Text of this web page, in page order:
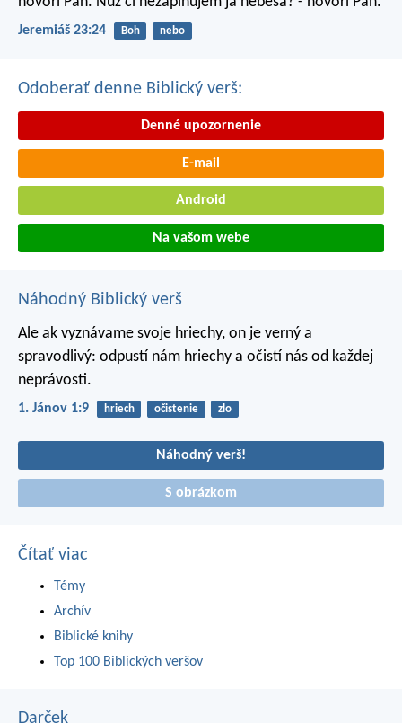
Jeremiáš 23:24 Boh nebo
Odoberať denne Biblický verš:
Denné upozornenie
E-mail
Android
Na vašom webe
Náhodný Biblický verš
Ale ak vyznávame svoje hriechy, on je verný a
spravodlivý: odpustí nám hriechy a očistí nás od každej
neprávosti.
1. Jánov 1:9 hriech očistenie zlo
Náhodný verš!
S obrázkom
Čítať viac
Témy
Archív
Biblické knihy
Top 100 Biblických veršov
Darček